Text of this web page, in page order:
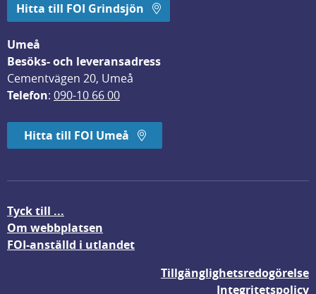
Hitta till FOI Grindsjön
Umeå
Besöks- och leveransadress
Cementvägen 20, Umeå
Telefon: 090-10 66 00
Hitta till FOI Umeå
Tyck till ...
Om webbplatsen
FOI-anställd i utlandet
Tillgänglighetsredogörelse
Integritetspolicy